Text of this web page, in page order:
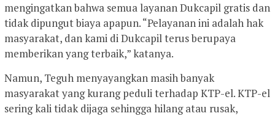
mengingatkan bahwa semua layanan Dukcapil gratis dan
tidak dipungut biaya apapun. “Pelayanan ini adalah hak
masyarakat, dan kami di Dukcapil terus berupaya
memberikan yang terbaik,” katanya.
Namun, Teguh menyayangkan masih banyak
masyarakat yang kurang peduli terhadap KTP-el. KTP-el
sering kali tidak dijaga sehingga hilang atau rusak,